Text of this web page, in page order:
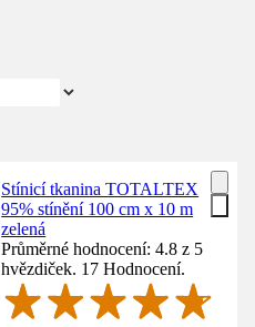
Stínicí tkanina TOTALTEX
95% stínění 100 cm x 10 m
zelená
Průměrné hodnocení: 4.8 z 5
hvězdiček. 17 Hodnocení.